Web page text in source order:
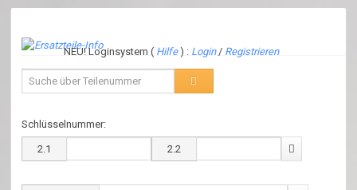
NEU! Loginsystem ( Hilfe) : Login / Registrieren
Schlüsselnummer:
2.1 2.2